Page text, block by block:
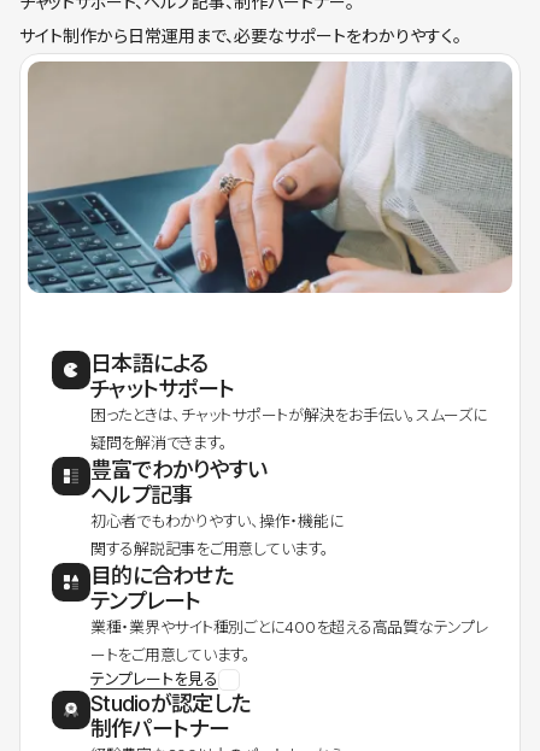
サイト制作から日常運用まで、必要なサポートをわかりやすく。
日本語による
チャットサポート
困ったときは、チャットサポートが解決をお手伝い。スムーズに
疑問を解消できます。
豊富でわかりやすい
ヘルプ記事
初心者でもわかりやすい、操作・機能に
関する解説記事をご用意しています。
目的に合わせた
テンプレート
業種・業界やサイト種別ごとに400を超える高品質なテンプレ
ートをご用意しています。
テンプレートを見る
Studioが認定した
制作パートナー